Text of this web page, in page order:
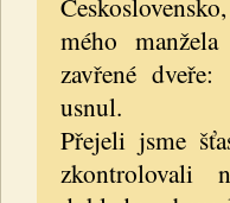
mého
zavřené
usnul.
Přejeli jsme
zkontrolovali